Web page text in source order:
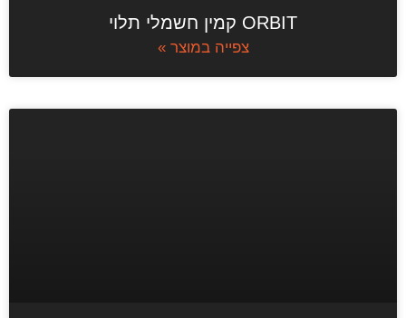
ORBIT קמין חשמלי תלוי
צפייה במוצר »